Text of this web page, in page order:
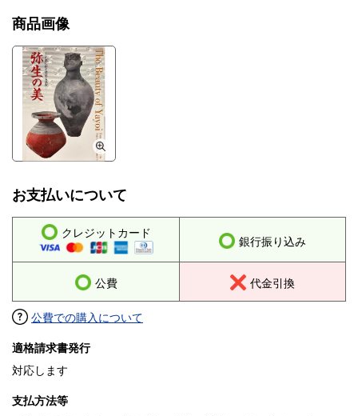
商品画像
お支払いについて
クレジットカード
銀行振り込み
公費 代金引換
公費での購入について
適格請求書発行
対応します
支払方法等